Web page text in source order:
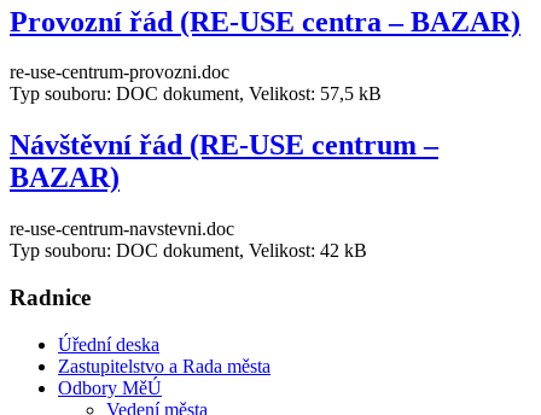
Provozní řád (RE-USE centra – BAZAR)
re-use-centrum-provozni.doc
Typ souboru: DOC dokument, Velikost: 57,5 kB
Návštěvní řád (RE-USE centrum –
BAZAR)
re-use-centrum-navstevni.doc
Typ souboru: DOC dokument, Velikost: 42 kB
Radnice
Úřední deska
Zastupitelstvo a Rada města
Odbory MěÚ
Vedení města